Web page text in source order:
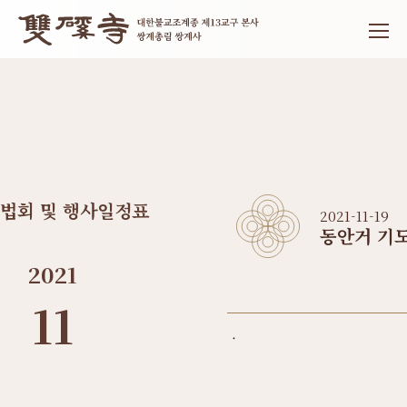
법회 및 행사일정표
2021
11
2021-11-19
동안거 기
.